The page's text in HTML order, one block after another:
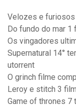
Velozes e
Do fundo do mar
Os vingadores
Supernatural 14°
utorrent
O grinch filme
Leroy e stitch 3
Game of thrones 7